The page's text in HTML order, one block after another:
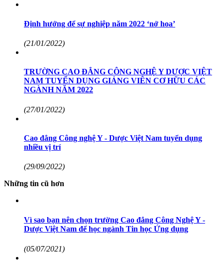
Định hướng để sự nghiệp năm 2022 ‘nở hoa’
(21/01/2022)
TRƯỜNG CAO ĐẲNG CÔNG NGHỆ Y DƯỢC VIỆT
NAM TUYỂN DỤNG GIẢNG VIÊN CƠ HỮU CÁC
NGÀNH NĂM 2022
(27/01/2022)
Cao đẳng Công nghệ Y - Dược Việt Nam tuyển dụng
nhiều vị trí
(29/09/2022)
Những tin cũ hơn
Vì sao bạn nên chọn trường Cao đẳng Công Nghệ Y -
Dược Việt Nam để học ngành Tin học Ứng dụng
(05/07/2021)